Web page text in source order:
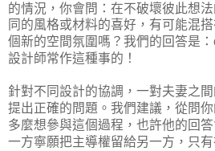
的情況，你會問：在不破壞彼此想
同的風格或材料的喜好，有可能混
個新的空間氛圍嗎？我們的回答是：
設計師常作這種事的！
針對不同設計的協調，一對夫妻之
提出正確的問題。我們建議，從問
多麼想參與這個過程，也許他的回
一方寧願把主導權留給另一方，只